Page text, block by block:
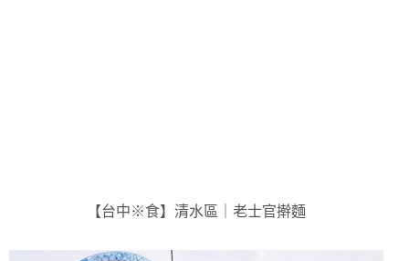
【台中※食】清水區｜老士官擀麵